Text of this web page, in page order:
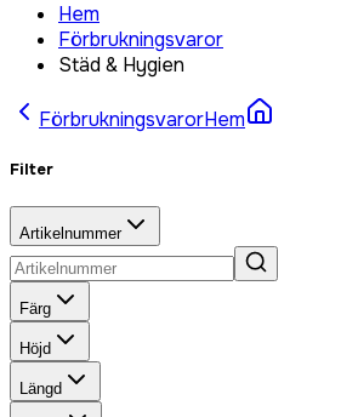
Hem
Förbrukningsvaror
Städ & Hygien
FörbrukningsvarorHem
Filter
Artikelnummer
Färg
Höjd
Längd